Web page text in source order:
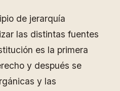
de jerarquía
las distintas fuentes
es la primera
y después se
y las